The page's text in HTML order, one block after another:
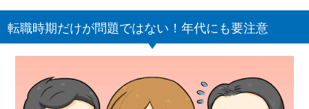
転職時期だけが問題ではない！年代にも要注意